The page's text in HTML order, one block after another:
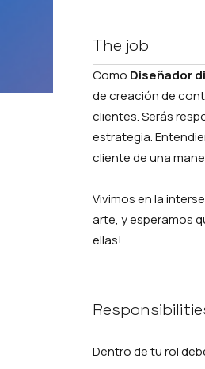
The job
Como Diseñador
de creación de
clientes. Serás
estrategia.
cliente de una
Vivimos en la
arte, y esperamos
ellas!
Dentro de tu rol